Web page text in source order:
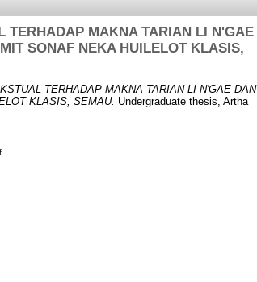
TERHADAP MAKNA TARIAN LI N'GAE
SONAF NEKA HUILELOT KLASIS,
TERHADAP MAKNA TARIAN LI N'GAE DAN
KLASIS, SEMAU. Undergraduate thesis, Artha